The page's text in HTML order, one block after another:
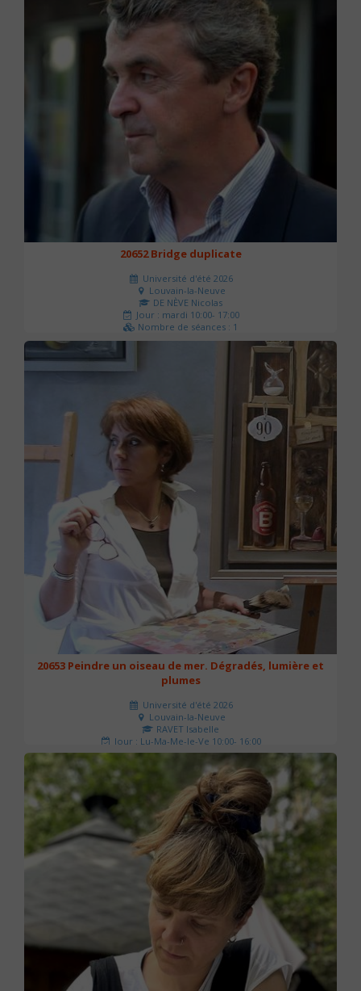
20652 Bridge duplicate
Université d'été 2026
Louvain-la-Neuve
DE NÈVE Nicolas
Jour : mardi 10:00- 17:00
Nombre de séances : 1
50 €
20653 Peindre un oiseau de mer. Dégradés, lumière et
plumes
Université d'été 2026
Louvain-la-Neuve
RAVET Isabelle
Jour : Lu-Ma-Me-Je-Ve 10:00- 16:00
Nombre de séances : 2